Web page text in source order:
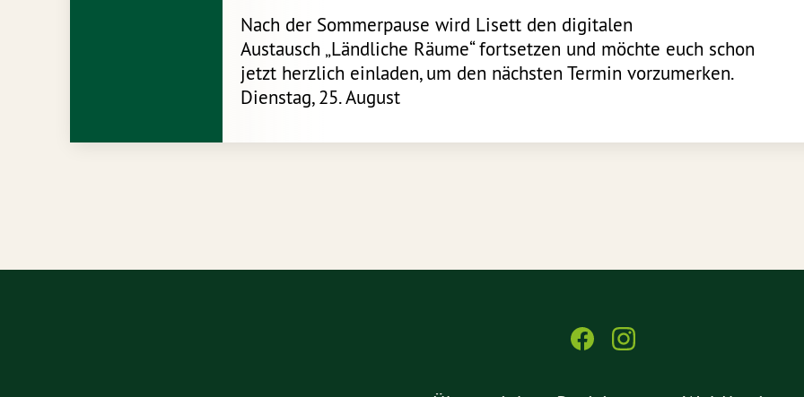
Nach der Sommerpause wird Lisett den digitalen
Austausch „Ländliche Räume“ fortsetzen und möchte euch schon
jetzt herzlich einladen, um den nächsten Termin vorzumerken.
Dienstag, 25. August